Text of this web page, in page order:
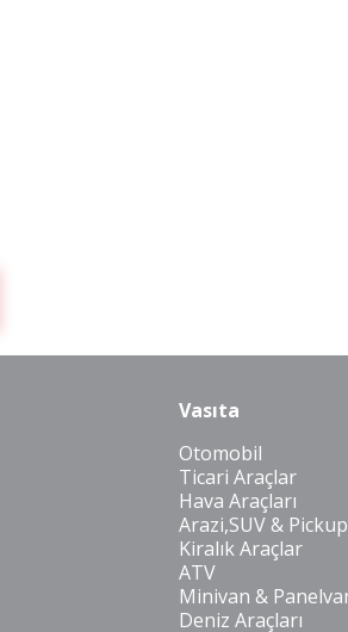
Vasıta
Otomobil
Ticari Araçlar
Hava Araçları
Arazi,SUV & Pickup
Kiralık Araçlar
ATV
Minivan &
Deniz Araçları